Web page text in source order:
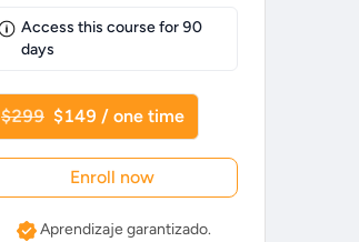
Access this course for90
days
$299 $149 / one time
Enroll now
Aprendizaje garantizado.